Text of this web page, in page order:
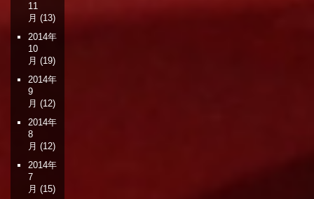
11
月 (13)
2014年
10
月 (19)
2014年
9
月 (12)
2014年
8
月 (12)
2014年
7
月 (15)